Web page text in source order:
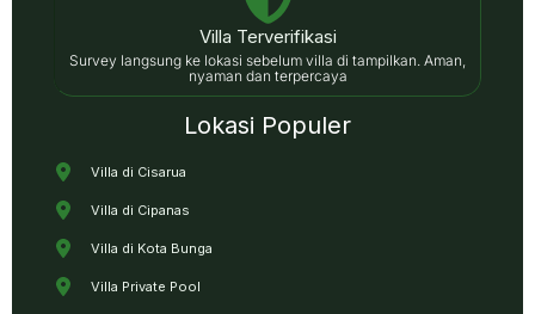
Villa Terverifikasi
Survey langsung ke lokasi sebelum villa di tampilkan. Aman,
nyaman dan terpercaya
Lokasi Populer
Villa di Cisarua
Villa di Cipanas
Villa di Kota Bunga
Villa Private Pool